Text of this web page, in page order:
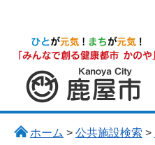
鹿屋市
ホーム > 公共施設検索 >